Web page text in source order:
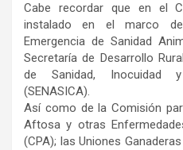
Cabe recordar que en el
instalado en el marco
Emergencia de Sanidad
Secretaría de Desarrollo
de Sanidad, Inocuidad y
(SENASICA).
Así como de la Comisión
Aftosa y otras
(CPA); las Uniones